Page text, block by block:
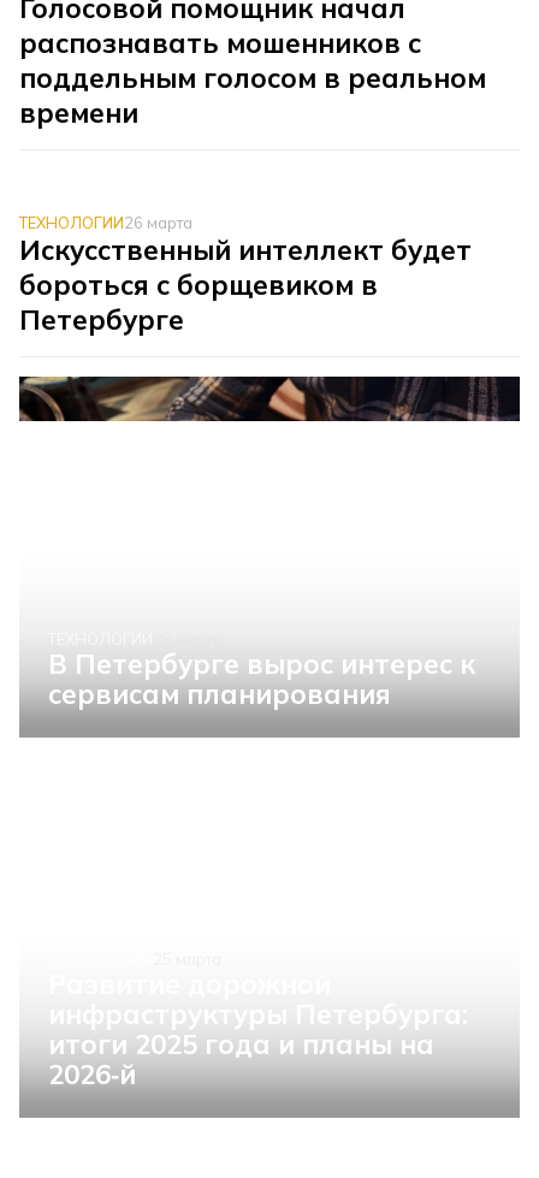
Голосовой помощник начал
распознавать мошенников с
поддельным голосом в реальном
времени
ТЕХНОЛОГИИ26 марта
Искусственный интеллект будет
бороться с борщевиком в
Петербурге
В Петербурге вырос интерес к
сервисам планирования
итоги 2025 года и планы на
2026‑й